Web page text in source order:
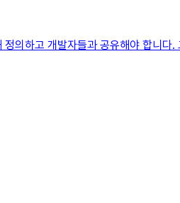
의하고 개발자들과 공유해야 합니